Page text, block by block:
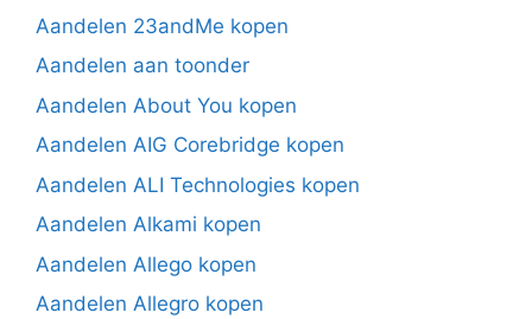
Aandelen 23andMe kopen
Aandelen aan toonder
Aandelen About You kopen
Aandelen AIG Corebridge kopen
Aandelen ALI Technologies kopen
Aandelen Alkami kopen
Aandelen Allego kopen
Aandelen Allegro kopen